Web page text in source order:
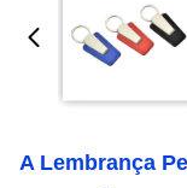
A Lembrança